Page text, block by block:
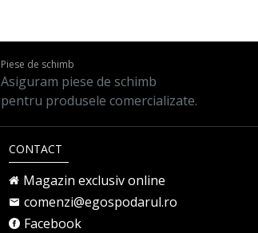
Piese de schimb
Asiguram piese de schimb
pentru produsele comercializate.
CONTACT
Magazin exclusiv online
comenzi@egospodarul.ro
Facebook